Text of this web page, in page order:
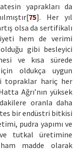
yaprakları da
75]. Her yıl
olsa da sertifikalı
hem de verimi
gibi besleyici
ve kısa sürede
oldukça uygun
topraklar hariç her
Ağrı’nın yüksek
oranla daha
bir endüstri bitkisi
pudra yapımı ve
ve tutkal üretimine
madde olarak